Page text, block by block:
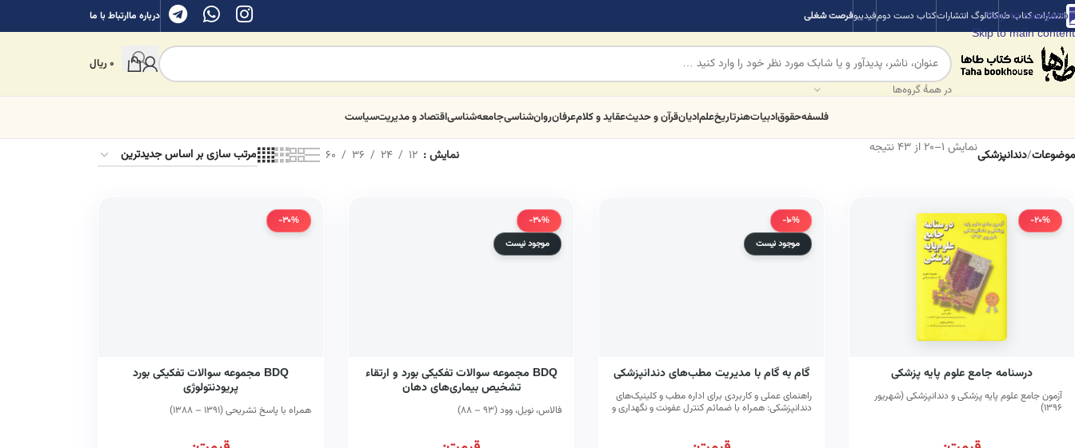
Skip to navigation
Skip to main content
انتشارات کتاب طهکاتالوگ انتشاراتکتاب دست دومفیدیبوفرصت شغلی درباره ماارتباط با ما
در همهٔ گروه‌ها
0ریال
فلسفهحقوقادبیاتهنرتاریخعلمادیانقرآن و حدیثعقاید و کلامعرفانروان‌شناسیجامعه‌شناسیاقتصاد و مدیریتسیاست
موضوعات/دندانپزشکینمایش 1–20 از 43 نتیجه نمایش 12
24
36
60
-20%
درسنامه جامع علوم پایه پزشکی
آزمون جامع علوم پایه پزشکی و دندانپزشکی (شهریور
۱۳۹۶)
-10%
موجود نیست
گام به گام با مدیریت مطب‌های دندانپزشکی
راهنمای عملی و کاربردی برای اداره مطب و کلینیک‌های
دندانپزشکی: همراه با ضمائم کنترل عفونت و نگهداری و
-30%
موجود نیست
BDQ مجموعه سوالات تفکیکی بورد و ارتقاء
تشخیص بیماری‌های دهان
فالاس، نویل، وود (۹۳ – ۸۸)
-30%
BDQ مجموعه سوالات تفکیکی بورد
پریودنتولوژی
همراه با پاسخ تشریحی (۱۳۹۱ – ۱۳۸۸)